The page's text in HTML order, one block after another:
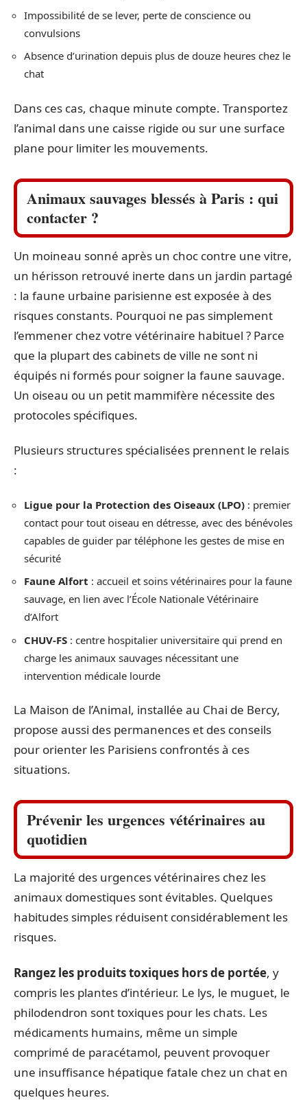
Impossibilité de se lever, perte de conscience ou
convulsions
Absence d’urination depuis plus de douze heures chez le
chat
Dans ces cas, chaque minute compte. Transportez
l’animal dans une caisse rigide ou sur une surface
plane pour limiter les mouvements.
Animaux sauvages blessés à Paris : qui
contacter ?
Un moineau sonné après un choc contre une vitre,
un hérisson retrouvé inerte dans un jardin partagé
: la faune urbaine parisienne est exposée à des
risques constants. Pourquoi ne pas simplement
l’emmener chez votre vétérinaire habituel ? Parce
que la plupart des cabinets de ville ne sont ni
équipés ni formés pour soigner la faune sauvage.
Un oiseau ou un petit mammifère nécessite des
protocoles spécifiques.
Plusieurs structures spécialisées prennent le relais
:
Ligue pour la Protection des Oiseaux (LPO) : premier
contact pour tout oiseau en détresse, avec des bénévoles
capables de guider par téléphone les gestes de mise en
sécurité
Faune Alfort : accueil et soins vétérinaires pour la faune
sauvage, en lien avec l’École Nationale Vétérinaire
d’Alfort
CHUV-FS : centre hospitalier universitaire qui prend en
charge les animaux sauvages nécessitant une
intervention médicale lourde
La Maison de l’Animal, installée au Chai de Bercy,
propose aussi des permanences et des conseils
pour orienter les Parisiens confrontés à ces
situations.
Prévenir les urgences vétérinaires au
quotidien
La majorité des urgences vétérinaires chez les
animaux domestiques sont évitables. Quelques
habitudes simples réduisent considérablement les
risques.
Rangez les produits toxiques hors de portée, y
compris les plantes d’intérieur. Le lys, le muguet, le
philodendron sont toxiques pour les chats. Les
médicaments humains, même un simple
comprimé de paracétamol, peuvent provoquer
une insuffisance hépatique fatale chez un chat en
quelques heures.